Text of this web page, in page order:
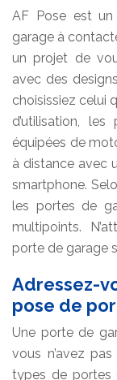
AF Pose est
garage à
un projet de
avec des
choisissiez celui
d’utilisation,
équipées de
à distance avec
smartphone.
les portes de
multipoints.
porte de garage
Adressez-
pose de
Une porte de
vous n’avez
types de portes